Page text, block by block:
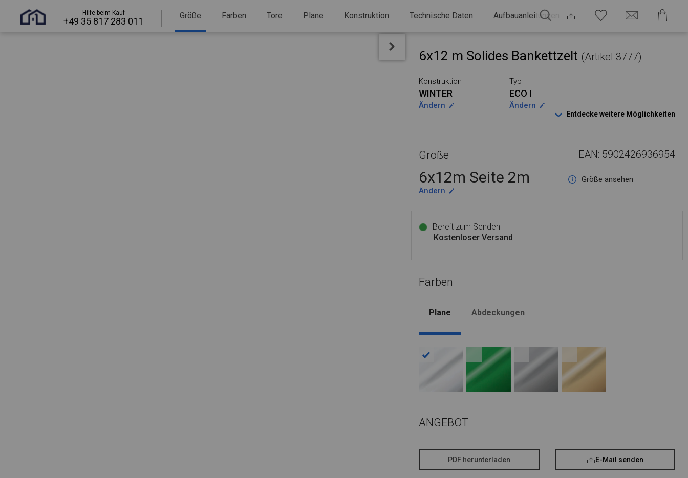
Hilfe beim Kauf
+49 35 817 283 011
Größe Farben Tore Plane Konstruktion Technische Daten Aufbauanleitungen
6x12 m Solides Bankettzelt (Artikel 3777)
Konstruktion
WINTER
Ändern
Typ
ECO I
Ändern
Entdecke weitere Möglichkeiten
Größe EAN: 5902426936954
6x12m Seite 2m
Größe ansehen
Ändern
Bereit zum Senden
Kostenloser Versand
Farben
Plane Abdeckungen
ANGEBOT
PDF herunterladen E-Mail senden